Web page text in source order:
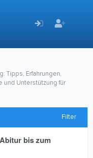
Tipps, Erfahrungen,
und Unterstützung für
Filter
bis zum